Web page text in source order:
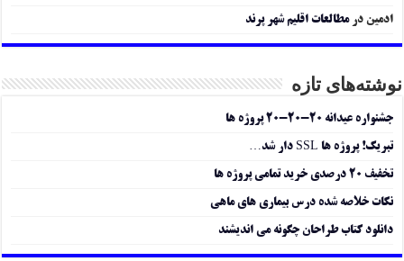
ادمین درمطالعات اقلیم شهر پرند
نوشته‌های تازه
جشنواره عیدانه ۲۰-۲۰-۲۰ پروژه ها
تبریک! پروژه ها SSL دار شد…
تخفیف ۲۰ درصدی خرید تمامی پروژه ها
نکات خلاصه شده درس بیماری های ماهی
دانلود کتاب طراحان چگونه می اندیشند